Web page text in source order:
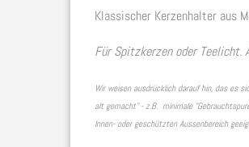
Klassischer Kerzenhalter aus
Für Spitzkerzen oder Teelicht.
Wir weisen ausdrücklich darauf hin, das es
alt gemacht" - z.B. minimale
Innen- oder geschützten Aussenbereich